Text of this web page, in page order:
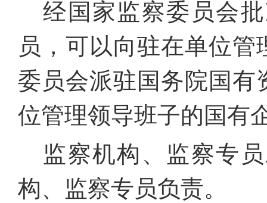
经国家监察委员会
员，可以向驻在单位
委员会派驻国务院国有
位管理领导班子的国有
监察机构、监察专
构、监察专员负责。